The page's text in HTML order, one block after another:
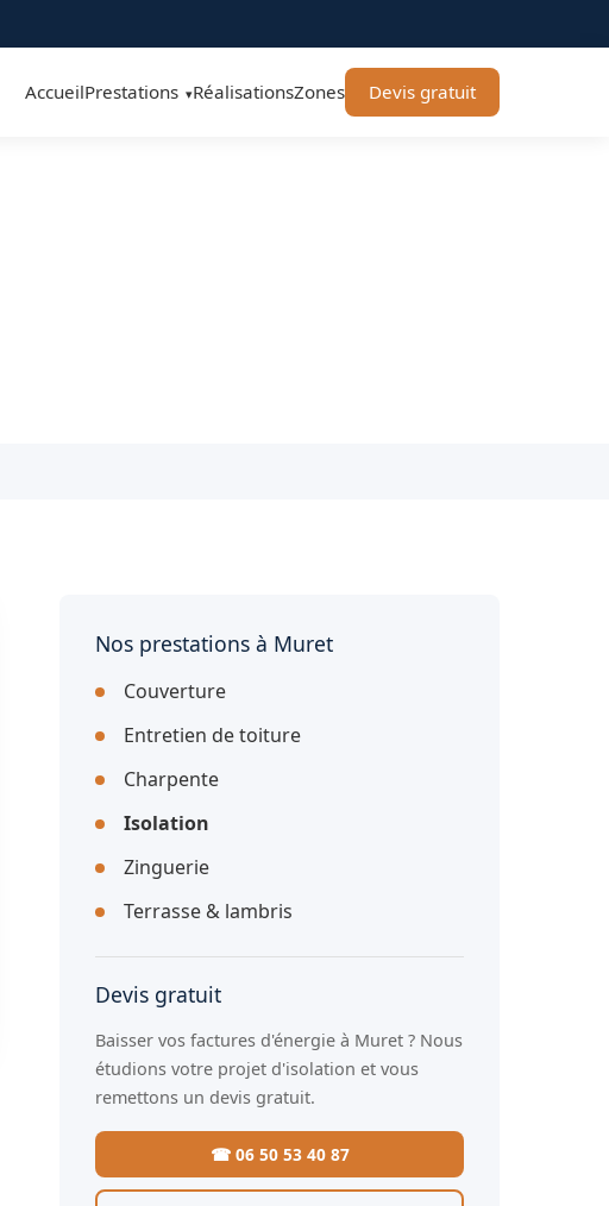
AccueilPrestations ▾RéalisationsZones Devis gratuit
Nos prestations à Muret
Couverture
Entretien de toiture
Charpente
Isolation
Zinguerie
Terrasse & lambris
Devis gratuit
Baisser vos factures d'énergie à Muret ? Nous
étudions votre projet d'isolation et vous
remettons un devis gratuit.
☎ 06 50 53 40 87